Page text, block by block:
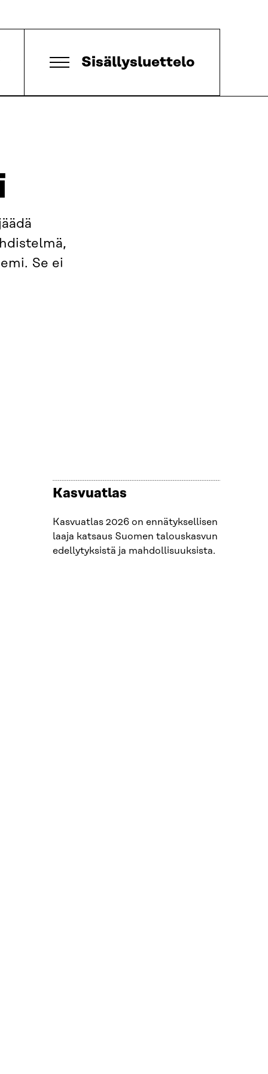
Sisällysluettelo
Se ei
Kasvuatlas
Kasvuatlas 2026 on ennätyksellisen
laaja katsaus Suomen talouskasvun
edellytyksistä ja mahdollisuuksista.